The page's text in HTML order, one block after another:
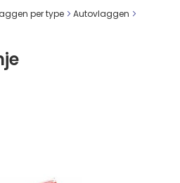
per type
Autovlaggen